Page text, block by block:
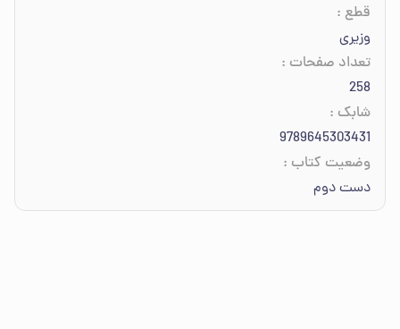
قطع :
وزیری
تعداد صفحات :
258
شابک :
9789645303431
وضعیت کتاب :
دست دوم